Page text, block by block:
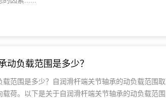
动负载范围是多少？
载范围是多少？自润滑杆端关节轴承的动负载范围
荷。以下是关于自润滑杆端关节轴承的动负载范围